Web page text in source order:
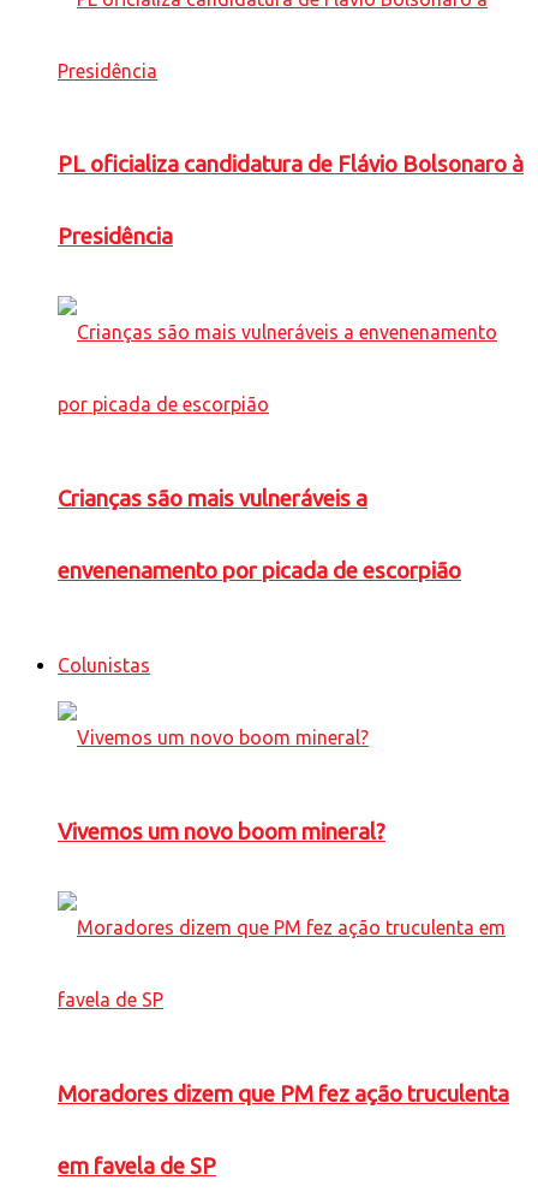
PL oficializa candidatura de Flávio Bolsonaro à
Presidência
Crianças são mais vulneráveis a
envenenamento por picada de escorpião
Colunistas
Vivemos um novo boom mineral?
Moradores dizem que PM fez ação truculenta
em favela de SP